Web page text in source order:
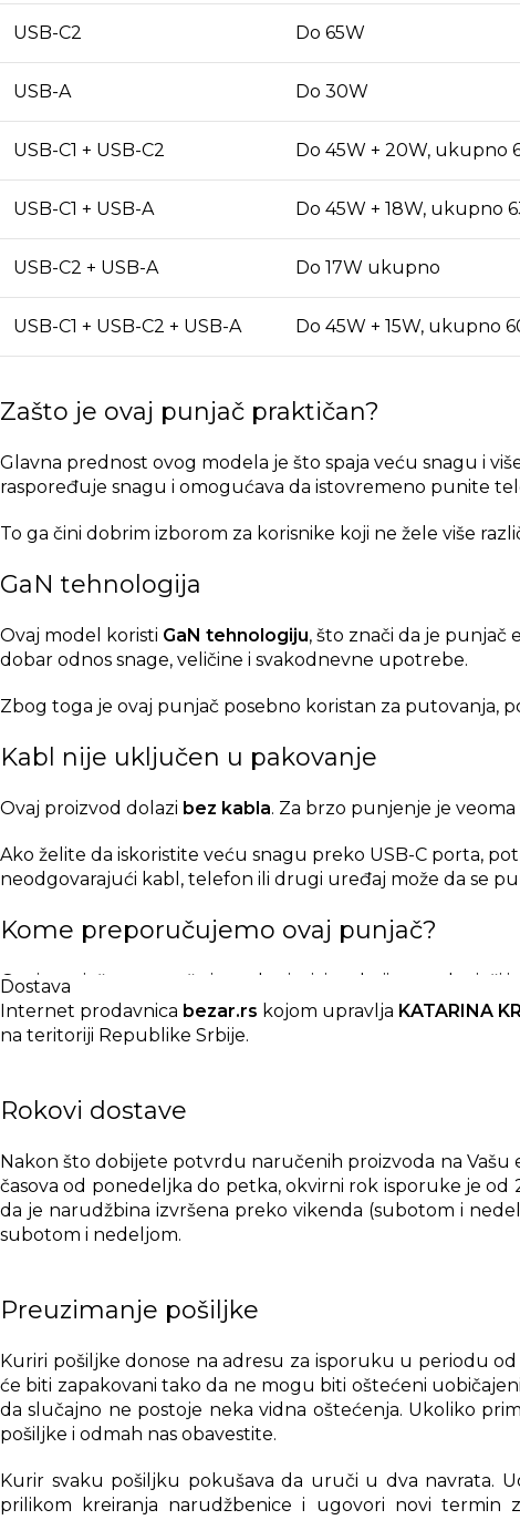
USB-C2 Do 65W
USB-A Do 30W
USB-C1 + USB-C2 Do 45W + 20W, ukupno
USB-C1 + USB-A Do 45W + 18W, ukupno
USB-C2 + USB-A Do 17W ukupno
USB-C1 + USB-C2 + USB-A Do 45W + 15W, ukupno
Zašto je ovaj punjač praktičan?
Glavna prednost ovog modela je što spaja veću snagu i
raspoređuje snagu i omogućava da istovremeno punite
To ga čini dobrim izborom za korisnike koji ne žele više
GaN tehnologija
Ovaj model koristi GaN tehnologiju, što znači da je punjač
dobar odnos snage, veličine i svakodnevne upotrebe.
Zbog toga je ovaj punjač posebno koristan za putovanja,
Kabl nije uključen u pakovanje
Ovaj proizvod dolazi bez kabla. Za brzo punjenje je
Ako želite da iskoristite veću snagu preko USB-C porta,
neodgovarajući kabl, telefon ili drugi uređaj može da se
Kome preporučujemo ovaj punjač?
Ovaj punjač preporučujemo korisnicima kojima treba jači i
tablet, slušalice, pametni sat ili laptop koji podržava USB-C
Dobar je izbor ako želite jedan punjač za kuću, posao,
Kome ne preporučujemo ovaj punjač?
Ovaj punjač nije neophodan ako punite samo jedan
iskoristiti punu snagu ovog adaptera.
Takođe, kod pojedinih telefona koji koriste posebne brze
punjač i kabl. Zato je najbolje proveriti šta tačno Vaš
Tehničke karakteristike
Tip proizvoda:
kućni brzi punjač / adapter
Model:
SUPERIOR SU-6505ACCL
Tehnologija:
Ukupna snaga: do 65W max
Broj portova:
Portovi:2x USB-C + 1x USB-A
USB-C1: do 65W
Dostava
Internet prodavnica bezar.rs kojom upravlja KATARINA
na teritoriji Republike Srbije.
Rokovi dostave
Nakon što dobijete potvrdu naručenih proizvoda na
časova od ponedeljka do petka, okvirni rok isporuke je
da je narudžbina izvršena preko vikenda (subotom i
subotom i nedeljom.
Preuzimanje pošiljke
Kuriri pošiljke donose na adresu za isporuku u periodu
će biti zapakovani tako da ne mogu biti oštećeni
da slučajno ne postoje neka vidna oštećenja. Ukoliko
pošiljke i odmah nas obavestite.
Kurir svaku pošiljku pokušava da uruči u dva navrata.
prilikom kreiranja narudžbenice i ugovori novi termin